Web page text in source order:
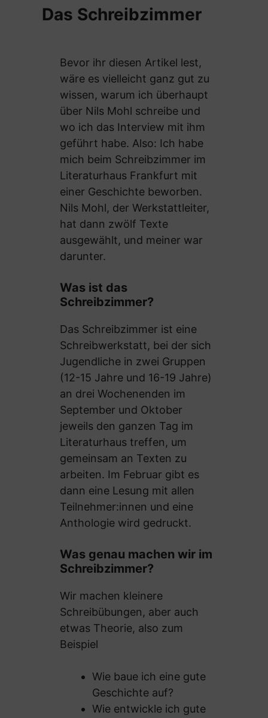
Das Schreibzimmer
Bevor ihr diesen Artikel lest,
wäre es vielleicht ganz gut zu
wissen, warum ich überhaupt
über Nils Mohl schreibe und
wo ich das Interview mit ihm
geführt habe. Also: Ich habe
mich beim Schreibzimmer im
Literaturhaus Frankfurt mit
einer Geschichte beworben.
Nils Mohl, der Werkstattleiter,
hat dann zwölf Texte
ausgewählt, und meiner war
darunter.
Was ist das
Schreibzimmer?
Das Schreibzimmer ist eine
Schreibwerkstatt, bei der sich
Jugendliche in zwei Gruppen
(12-15 Jahre und 16-19 Jahre)
an drei Wochenenden im
September und Oktober
jeweils den ganzen Tag im
Literaturhaus treffen, um
gemeinsam an Texten zu
arbeiten. Im Februar gibt es
dann eine Lesung mit allen
Teilnehmer:innen und eine
Anthologie wird gedruckt.
Was genau machen wir im
Schreibzimmer?
Wir machen kleinere
Schreibübungen, aber auch
etwas Theorie, also zum
Beispiel
Wie baue ich eine gute
Geschichte auf?
Wie entwickle ich gute